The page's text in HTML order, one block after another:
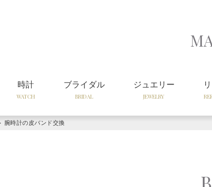
時計
WATCH
ブライダル
BRIDAL
ジュエリー
JEWELRY
腕時計の皮バンド交換